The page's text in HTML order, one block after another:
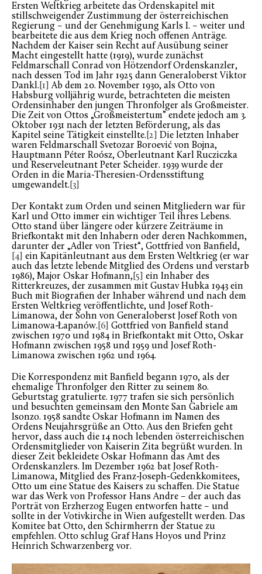
Ersten Weltkrieg arbeitete das Ordenskapitel mit
stillschweigender Zustimmung der österreichischen
Regierung – und der Genehmigung Karls I. – weiter und
bearbeitete die aus dem Krieg noch offenen Anträge.
Nachdem der Kaiser sein Recht auf Ausübung seiner
Macht eingestellt hatte (1919), wurde zunächst
Feldmarschall Conrad von Hötzendorf Ordenskanzler,
nach dessen Tod im Jahr 1925 dann Generaloberst Viktor
Dankl. [1]
Ab dem 20. November 1930, als Otto von
Habsburg volljährig wurde, betrachteten die meisten
Ordensinhaber den jungen Thronfolger als Großmeister.
Die Zeit von Ottos „Großmeistertum” endete jedoch am 3.
Oktober 1931 nach der letzten Beförderung, als das
Kapitel seine Tätigkeit einstellte. [2]
Die letzten Inhaber
waren Feldmarschall Svetozar Boroević von Bojna,
Hauptmann Péter Roósz, Oberleutnant Karl Rucziczka
und Reserveleutnant Peter Scheider. 1939 wurde der
Orden in die Maria-Theresien-Ordensstiftung
umgewandelt. [3]
Der Kontakt zum Orden und seinen Mitgliedern war für
Karl und Otto immer ein wichtiger Teil ihres Lebens.
Otto stand über längere oder kürzere Zeiträume in
Briefkontakt mit den Inhabern oder deren Nachkommen,
darunter der „Adler von Triest“, Gottfried von Banfield,
[4] ein Kapitänleutnant aus dem Ersten Weltkrieg (er war
auch das letzte lebende Mitglied des Ordens und verstarb
1986), Major Oskar Hofmann, [5]
ein Inhaber des
Ritterkreuzes, der zusammen mit Gustav Hubka 1943 ein
Buch mit Biografien der Inhaber während und nach dem
Ersten Weltkrieg veröffentlichte, und Josef Roth-
Limanowa, der Sohn von Generaloberst Josef Roth von
Limanowa-Łapanów. [6]
Gottfried von Banfield stand
zwischen 1970 und 1984 in Briefkontakt mit Otto, Oskar
Hofmann zwischen 1958 und 1959 und Josef Roth-
Limanowa zwischen 1962 und 1964.
Die Korrespondenz mit Banfield begann 1970, als der
ehemalige Thronfolger den Ritter zu seinem 80.
Geburtstag gratulierte. 1977 trafen sie sich persönlich
und besuchten gemeinsam den Monte San Gabriele am
Isonzo. 1958 sandte Oskar Hofmann im Namen des
Ordens Neujahrsgrüße an Otto. Aus den Briefen geht
hervor, dass auch die 14 noch lebenden österreichischen
Ordensmitglieder von Kaiserin Zita begrüßt wurden. In
dieser Zeit bekleidete Oskar Hofmann das Amt des
Ordenskanzlers. Im Dezember 1962 bat Josef Roth-
Limanowa, Mitglied des Franz-Joseph-Gedenkkomitees,
Otto um eine Statue des Kaisers zu schaffen. Die Statue
war das Werk von Professor Hans Andre – der auch das
Porträt von Erzherzog Eugen entworfen hatte – und
sollte in der Votivkirche in Wien aufgestellt werden. Das
Komitee bat Otto, den Schirmherrn der Statue zu
empfehlen. Otto schlug Graf Hans Hoyos und Prinz
Heinrich Schwarzenberg vor.